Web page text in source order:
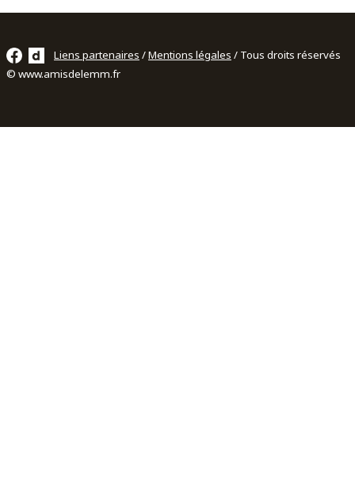
Liens partenaires /Mentions légales / Tous droits réservés
© www.amisdelemm.fr